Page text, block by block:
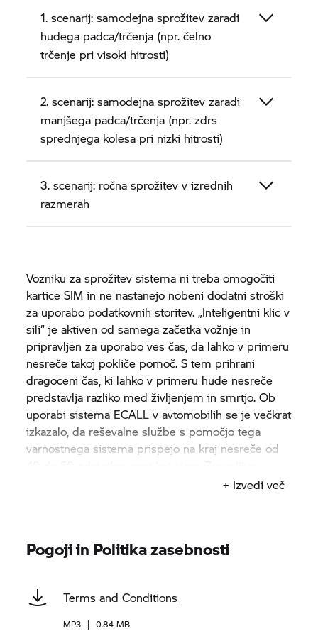
1. scenarij: samodejna sprožitev zaradi
hudega padca/trčenja (npr. čelno
trčenje pri visoki hitrosti)
2. scenarij: samodejna sprožitev zaradi
manjšega padca/trčenja (npr. zdrs
sprednjega kolesa pri nizki hitrosti)
3. scenarij: ročna sprožitev v izrednih
razmerah
Vozniku za sprožitev sistema ni treba omogočiti
kartice SIM in ne nastanejo nobeni dodatni stroški
za uporabo podatkovnih storitev. „Inteligentni klic v
sili“ je aktiven od samega začetka vožnje in
pripravljen za uporabo ves čas, da lahko v primeru
nesreče takoj pokliče pomoč. S tem prihrani
dragoceni čas, ki lahko v primeru hude nesreče
predstavlja razliko med življenjem in smrtjo. Ob
uporabi sistema ECALL v avtomobilih se je večkrat
izkazalo, da reševalne službe s pomočjo tega
varnostnega sistema prispejo na kraj nesreče od
ločevanje od dogodkov, ki niso nesreče, omogoča
glede na lokacijo nesreče. Prenesejo se le
uporabnika. V sistem se ne shranijo nobeni drugi
podatki o uporabniku. Na primer, zaznavanje
+ Izvedi več
Pogoji in Politika zasebnosti
Terms and Conditions
MP3 | 0.84 MB